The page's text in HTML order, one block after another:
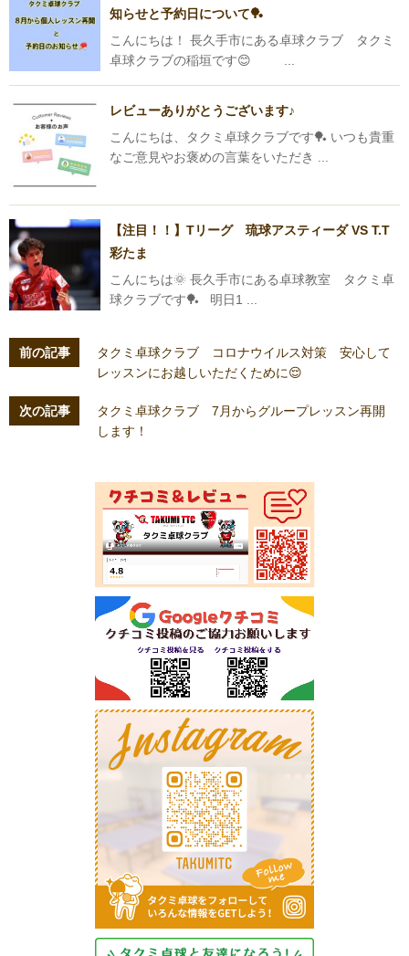
知らせと予約日について🏓
こんにちは！ 長久手市にある卓球クラブ タクミ
卓球クラブの稲垣です😊 ...
レビューありがとうございます♪
こんにちは、タクミ卓球クラブです🏓 いつも貴重
なご意見やお褒めの言葉をいただき ...
【注目！！】Tリーグ 琉球アスティーダ VS T.T
彩たま
こんにちは🌞 長久手市にある卓球教室 タクミ卓
球クラブです🏓 明日1 ...
前の記事
タクミ卓球クラブ コロナウイルス対策 安心して
レッスンにお越しいただくために😌
次の記事
タクミ卓球クラブ 7月からグループレッスン再開
します！